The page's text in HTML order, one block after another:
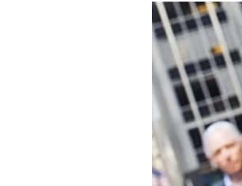
Experten
Mein B:O
Mein Konto
Folgen Sie uns